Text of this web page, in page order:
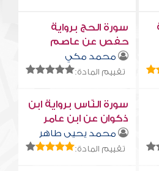
سورة الحج برواية
حفص عن عاصم
محمد مكي
تقييم المادة:
سورة النّاس برواية ابن
ذكوان عن ابن عامر
محمد يحيى طاهر
تقييم المادة: